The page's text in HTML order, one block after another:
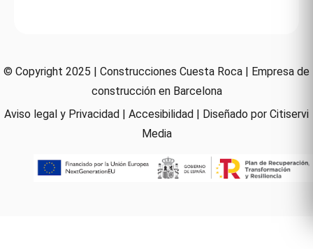
© Copyright 2025 | Construcciones Cuesta Roca | Empresa de
construcción en Barcelona
Aviso legal y Privacidad | Accesibilidad | Diseñado por Citiservi
Media